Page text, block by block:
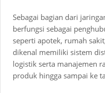
Sebagai bagian dari
berfungsi sebagai
seperti apotek, rumah
dikenal memiliki sistem
logistik serta manajemen
produk hingga sampai ke